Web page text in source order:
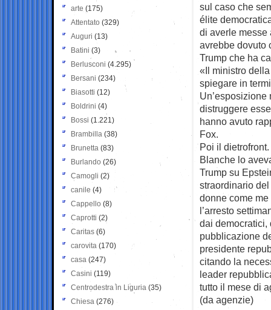
sul caso che
élite
di averle messe
avrebbe dovuto
Trump che ha
«Il ministro
spiegare in
distruggere
hanno avuto
Fox.
Poi il
Blanche lo
Trump su
straordinario
donne come
l’arresto
dai democratici,
pubblicazione
presidente
citando la
leader
tutto il mese di
(da agenzie)
arte (175)
Attentato (329)
Auguri (13)
Batini (3)
Berlusconi (4.295)
Bersani (234)
Biasotti (12)
Boldrini (4)
Bossi (1.221)
Brambilla (38)
Brunetta (83)
Burlando (26)
Camogli (2)
canile (4)
Cappello (8)
Caprotti (2)
Caritas (6)
carovita (170)
casa (247)
Casini (119)
Centrodestra in Liguria (35)
Chiesa (276)